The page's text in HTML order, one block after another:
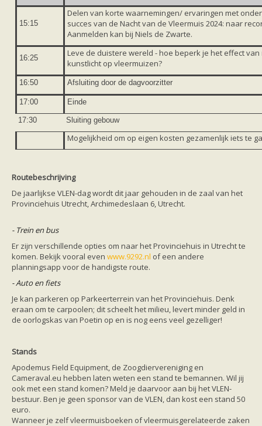
15:15
Delen van korte waarnemingen/ ervaringen met
succes van de Nacht van de Vleermuis 2024: naar
Aanmelden kan bij Niels de Zwarte.
16:25
Leve de duistere wereld - hoe beperk je het effect van
kunstlicht op vleermuizen?
16:50 Afsluiting door de dagvoorzitter
17:00 Einde
17:30 Sluiting gebouw
Mogelijkheid om op eigen kosten gezamenlijk iets te
Routebeschrijving
De jaarlijkse VLEN-dag wordt dit jaar gehouden in de zaal van het
Provinciehuis Utrecht, Archimedeslaan 6, Utrecht.
- Trein en bus
Er zijn verschillende opties om naar het Provinciehuis in Utrecht te
komen. Bekijk vooral even www.9292.nl of een andere
planningsapp voor de handigste route.
- Auto en fiets
Je kan parkeren op Parkeerterrein van het Provinciehuis. Denk
eraan om te carpoolen; dit scheelt het milieu, levert minder geld in
de oorlogskas van Poetin op en is nog eens veel gezelliger!
Stands
Apodemus Field Equipment, de Zoogdiervereniging en
Cameraval.eu hebben laten weten een stand te bemannen. Wil jij
ook met een stand komen? Meld je daarvoor aan bij het VLEN-
bestuur. Ben je geen sponsor van de VLEN, dan kost een stand 50
euro.
Wanneer je zelf vleermuisboeken of vleermuisgerelateerde zaken